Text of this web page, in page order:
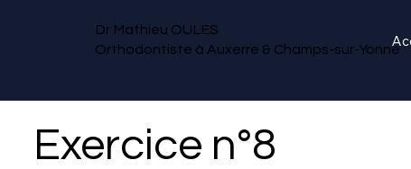
Dr Mathieu OULES
Orthodontiste à Auxerre & Champs-sur-Yonne
Exercice n°8